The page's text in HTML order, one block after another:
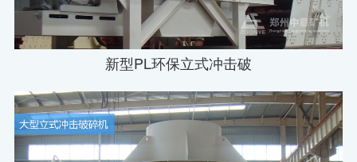
新型PL环保立式冲击破